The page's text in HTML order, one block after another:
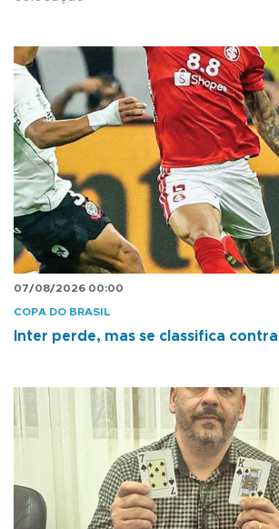
07/08/2026 00:00
COPA DO BRASIL
Inter perde, mas se classifica